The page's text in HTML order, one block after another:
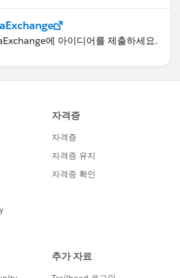
에 아이디어를 제출하세요.